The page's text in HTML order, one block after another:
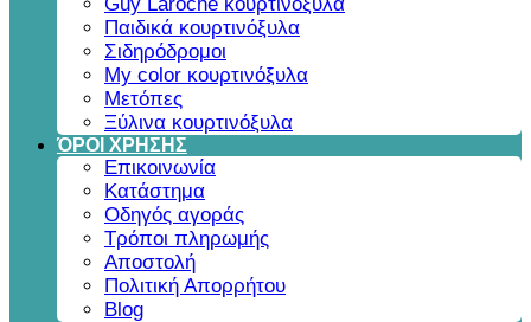
Παιδικά κουρτινόξυλα
Σιδηρόδρομοι
My color κουρτινόξυλα
Μετόπες
Ξύλινα κουρτινόξυλα
ΌΡΟΙ ΧΡΗΣΗΣ
Επικοινωνία
Κατάστημα
Οδηγός αγοράς
Τρόποι πληρωμής
Αποστολή
Πολιτική Απορρήτου
Blog